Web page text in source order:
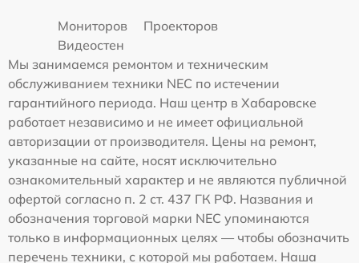
Мониторов
Проекторов
Видеостен
Мы занимаемся ремонтом и техническим
обслуживанием техники NEC по истечении
гарантийного периода. Наш центр в Хабаровске
работает независимо и не имеет официальной
авторизации от производителя. Цены на ремонт,
указанные на сайте, носят исключительно
ознакомительный характер и не являются публичной
офертой согласно п. 2 ст. 437 ГК РФ. Названия и
обозначения торговой марки NEC упоминаются
только в информационных целях — чтобы обозначить
перечень техники, с которой мы работаем. Наша